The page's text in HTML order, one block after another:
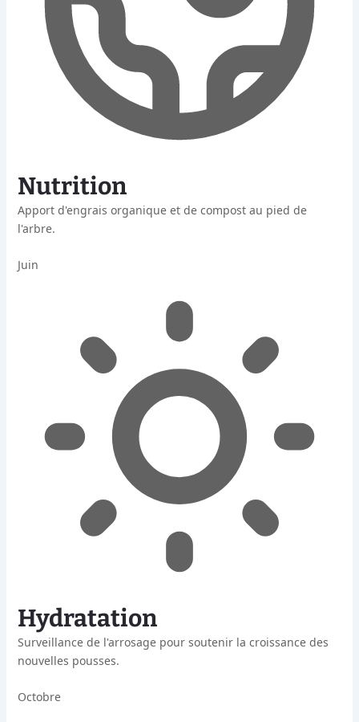
Nutrition
Apport d'engrais organique et de compost au pied de
l'arbre.
Juin
Hydratation
Surveillance de l'arrosage pour soutenir la croissance des
nouvelles pousses.
Octobre